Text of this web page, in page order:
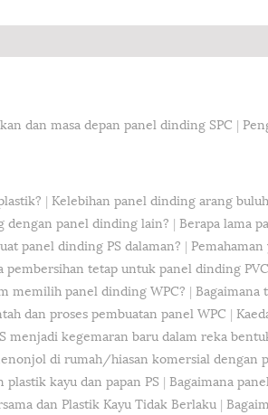
dan masa depan panel dinding SPC |
| Kelebihan panel dinding arang buluh
dengan panel dinding lain? | Berapa lama
panel dinding PS dalaman? |
pembersihan tetap untuk panel dinding PVC
memilih panel dinding WPC? | Bagaimana
dan proses pembuatan panel WPC |
menjadi kegemaran baru dalam reka
di rumah/hiasan komersial dengan
kayu dan papan PS | Bagaimana
dan Plastik Kayu Tidak Berlaku |